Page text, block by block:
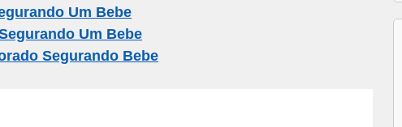
Um Bebe
Um Bebe
Segurando Bebe